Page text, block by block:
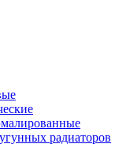
радиаторов